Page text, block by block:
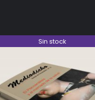
Sin stock